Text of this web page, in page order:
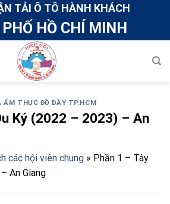
TẢI Ô TÔ HÀNH KHÁCH
HỒ CHÍ MINH
ẨM THỰC ĐỒ ĐẦY TP.HCM
Ký (2022 – 2023) – An
các hội viên chung » Phần 1 – Tây
An Giang